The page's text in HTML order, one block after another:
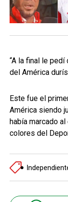
“A la final le
del América
Este fue el
América siendo
había marcado
colores del